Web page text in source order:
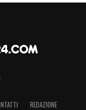
REDAZIONE